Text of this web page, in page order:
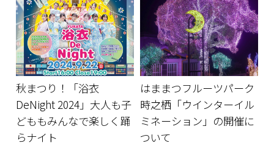
秋まつり！「浴衣
DeNight 2024」大人も子
どももみんなで楽しく踊
らナイト
はままつフルーツパーク
時之栖「ウインターイル
ミネーション」の開催に
ついて